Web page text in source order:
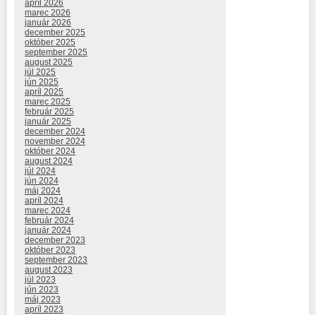
apríl 2026
marec 2026
január 2026
december 2025
október 2025
september 2025
august 2025
júl 2025
jún 2025
apríl 2025
marec 2025
február 2025
január 2025
december 2024
november 2024
október 2024
august 2024
júl 2024
jún 2024
máj 2024
apríl 2024
marec 2024
február 2024
január 2024
december 2023
október 2023
september 2023
august 2023
júl 2023
jún 2023
máj 2023
apríl 2023